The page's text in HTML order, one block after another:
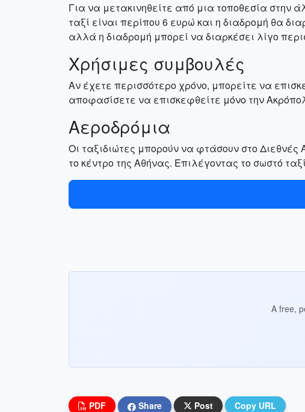
Για να μετακινηθείτε από μια τοποθεσία στην
ταξί είναι περίπου 6 ευρώ και η διαδρομή θα
αλλά η διαδρομή μπορεί να διαρκέσει λίγο
Χρήσιμες συμβουλές
Αν έχετε περισσότερο χρόνο, μπορείτε να
αποφασίσετε να επισκεφθείτε μόνο την
Αεροδρόμια
Οι ταξιδιώτες μπορούν να φτάσουν στο
το κέντρο της Αθήνας. Επιλέγοντας το σωστό
A free,
PDF Share Post Copy URL